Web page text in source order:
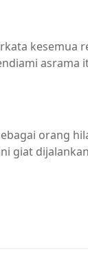
kesemua
asrama
orang
giat